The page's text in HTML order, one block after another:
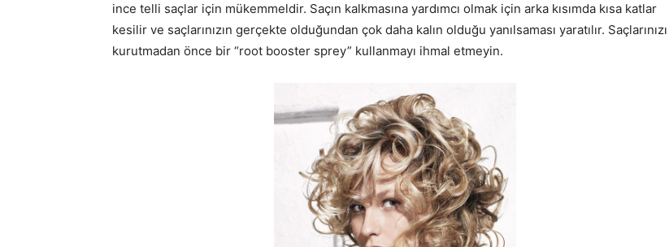
ince telli saçlar için mükemmeldir. Saçın kalkmasına yardımcı olmak için arka kısımda kısa katlar
kesilir ve saçlarınızın gerçekte olduğundan çok daha kalın olduğu yanılsaması yaratılır. Saçlarınızı
kurutmadan önce bir “root booster sprey” kullanmayı ihmal etmeyin.